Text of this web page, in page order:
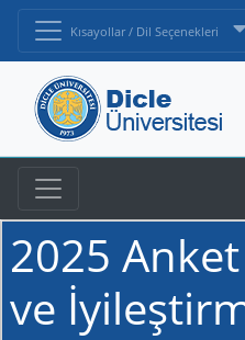
Kısayollar / Dil Seçenekleri
2025
ve